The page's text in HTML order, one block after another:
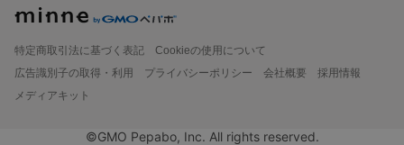
特定商取引法に基づく表記
Cookieの使用について
広告識別子の取得・利用
プライバシーポリシー 会社概要
採用情報
メディアキット
©GMO Pepabo, Inc. All rights reserved.